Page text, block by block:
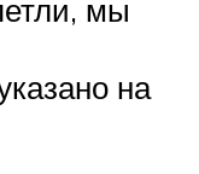
мы
на